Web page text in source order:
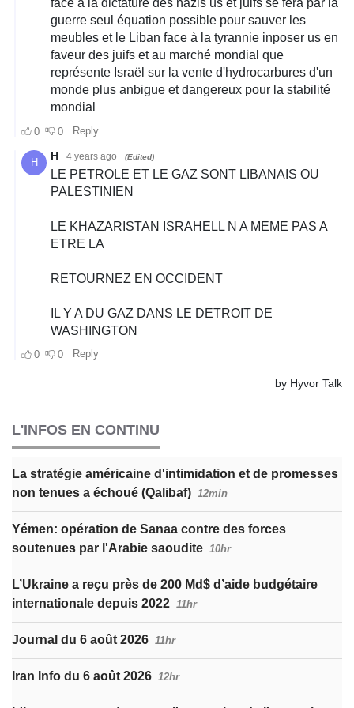
L'INFOS EN CONTINU
La stratégie américaine d'intimidation et de promesses
non tenues a échoué (Qalibaf) 12min
Yémen: opération de Sanaa contre des forces
soutenues par l'Arabie saoudite 10hr
L’Ukraine a reçu près de 200 Md$ d’aide budgétaire
internationale depuis 2022 11hr
Journal du 6 août 2026 11hr
Iran Info du 6 août 2026 12hr